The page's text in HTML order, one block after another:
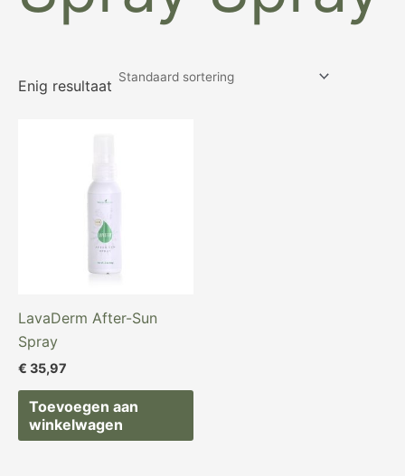
Enig resultaat
LavaDerm After-Sun
Spray
€ 35,97
Toevoegen aan
winkelwagen